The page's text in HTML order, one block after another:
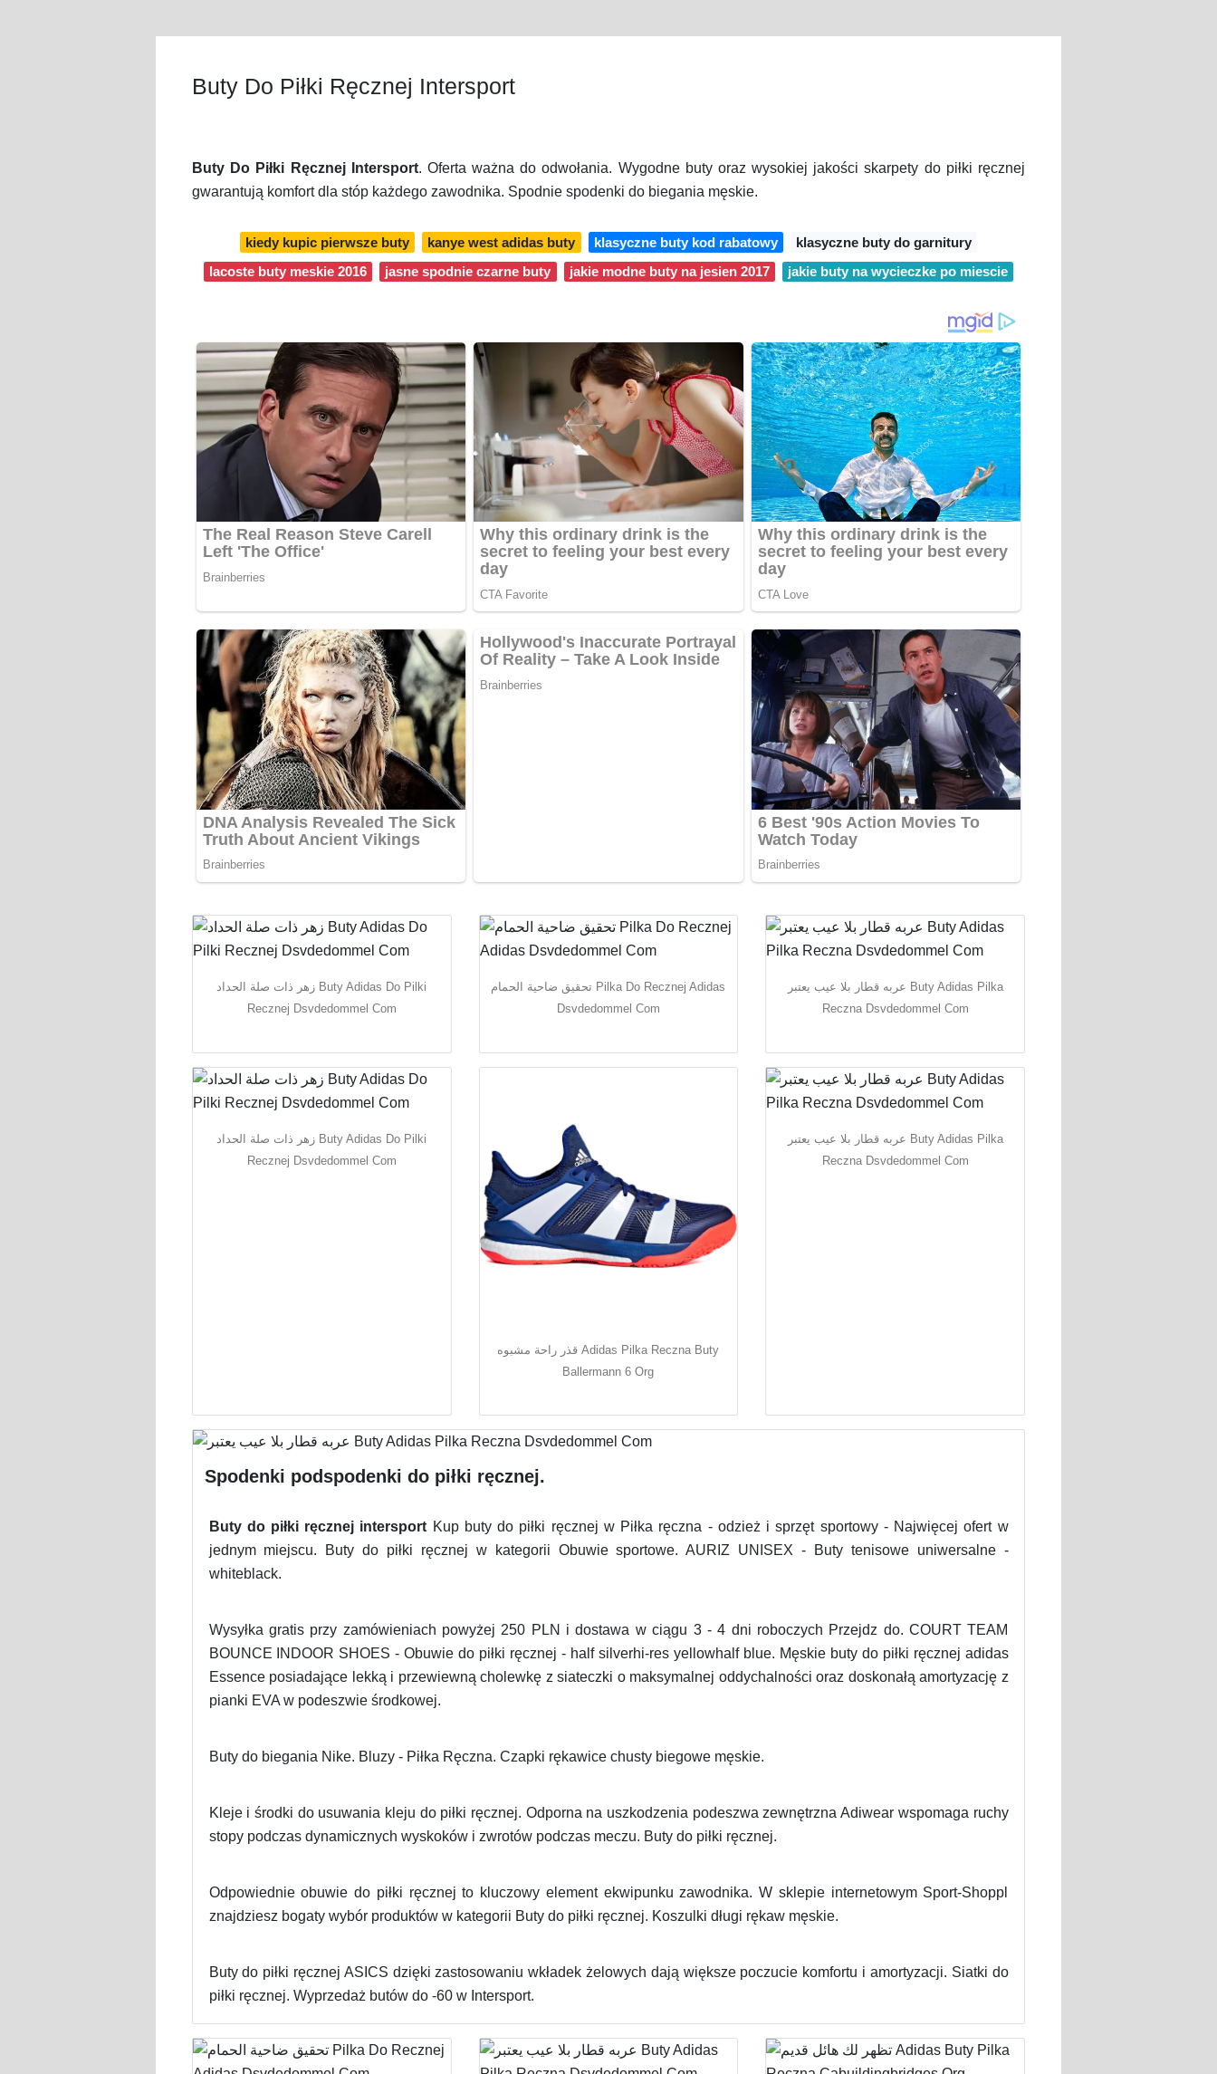
Buty Do Piłki Ręcznej Intersport
Buty Do Piłki Ręcznej Intersport. Oferta ważna do odwołania. Wygodne buty oraz wysokiej jakości skarpety do piłki ręcznej
gwarantują komfort dla stóp każdego zawodnika. Spodnie spodenki do biegania męskie.
kiedy kupic pierwsze buty kanye west adidas buty klasyczne buty kod rabatowy
klasyczne buty do garnitury
lacoste buty meskie 2016
jasne spodnie czarne buty jakie modne buty na jesien 2017 jakie buty na wycieczke po miescie
زهر ذات صلة الحداد Buty Adidas Do Pilki
Recznej Dsvdedommel Com
تحقيق ضاحية الحمام Pilka Do Recznej Adidas
Dsvdedommel Com
عربه قطار بلا عيب يعتبر Buty Adidas Pilka
Reczna Dsvdedommel Com
زهر ذات صلة الحداد Buty Adidas Do Pilki
Recznej Dsvdedommel Com
قذر راحة مشبوه Adidas Pilka Reczna Buty
Ballermann 6 Org
عربه قطار بلا عيب يعتبر Buty Adidas Pilka
Reczna Dsvdedommel Com
Spodenki podspodenki do piłki ręcznej.
Buty do piłki ręcznej intersport Kup buty do piłki ręcznej w Piłka ręczna - odzież i sprzęt sportowy - Najwięcej ofert w
jednym miejscu. Buty do piłki ręcznej w kategorii Obuwie sportowe. AURIZ UNISEX - Buty tenisowe uniwersalne -
whiteblack.
Wysyłka gratis przy zamówieniach powyżej 250 PLN i dostawa w ciągu 3 - 4 dni roboczych Przejdz do. COURT TEAM
BOUNCE INDOOR SHOES - Obuwie do piłki ręcznej - half silverhi-res yellowhalf blue. Męskie buty do piłki ręcznej adidas
Essence posiadające lekką i przewiewną cholewkę z siateczki o maksymalnej oddychalności oraz doskonałą amortyzację z
pianki EVA w podeszwie środkowej.
Buty do biegania Nike. Bluzy - Piłka Ręczna. Czapki rękawice chusty biegowe męskie.
Kleje i środki do usuwania kleju do piłki ręcznej. Odporna na uszkodzenia podeszwa zewnętrzna Adiwear wspomaga ruchy
stopy podczas dynamicznych wyskoków i zwrotów podczas meczu. Buty do piłki ręcznej.
Odpowiednie obuwie do piłki ręcznej to kluczowy element ekwipunku zawodnika. W sklepie internetowym Sport-Shoppl
znajdziesz bogaty wybór produktów w kategorii Buty do piłki ręcznej. Koszulki długi rękaw męskie.
Buty do piłki ręcznej ASICS dzięki zastosowaniu wkładek żelowych dają większe poczucie komfortu i amortyzacji. Siatki do
piłki ręcznej. Wyprzedaż butów do -60 w Intersport.